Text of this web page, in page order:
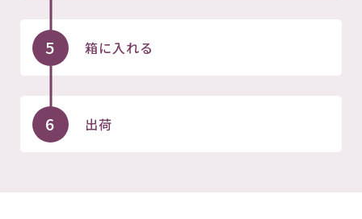
5 箱に入れる
6 出荷